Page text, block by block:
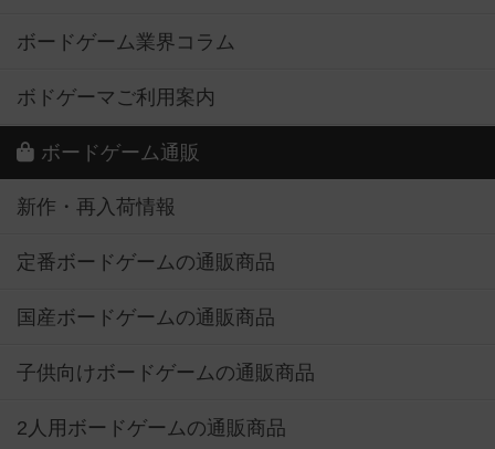
ボードゲーム業界コラム
ボドゲーマご利用案内
ボードゲーム通販
新作・再入荷情報
定番ボードゲームの通販商品
国産ボードゲームの通販商品
子供向けボードゲームの通販商品
2人用ボードゲームの通販商品